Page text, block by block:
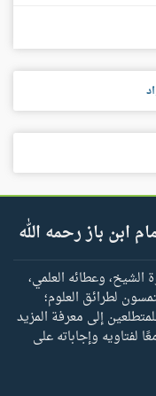
ابن باز رحمه الله
وعطائه العلمي،
لطرائق العلوم؛
إلى معرفة المزيد
لفتاويه وإجاباته على